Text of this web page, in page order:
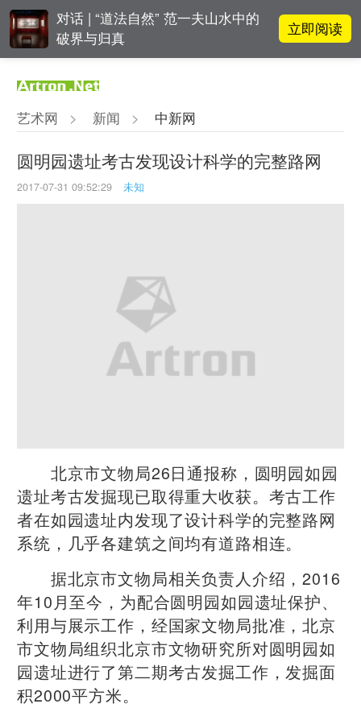
对话 | “道法自然” 范一夫山水中的
破界与归真
立即阅读
为策展式艺术商业综合体？
吕晓：北京画院两个中心十年 跨学
科带来齐白石研究新突破
翟莫梵：绘画少年的广阔天空 立即阅读
艺术网 > 新闻 > 中新网
圆明园遗址考古发现设计科学的完整路网
2017-07-31 09:52:29 未知
北京市文物局26日通报称，圆明园如园
遗址考古发掘现已取得重大收获。考古工作
者在如园遗址内发现了设计科学的完整路网
系统，几乎各建筑之间均有道路相连。
据北京市文物局相关负责人介绍，2016
年10月至今，为配合圆明园如园遗址保护、
利用与展示工作，经国家文物局批准，北京
市文物局组织北京市文物研究所对圆明园如
园遗址进行了第二期考古发掘工作，发掘面
积2000平方米。